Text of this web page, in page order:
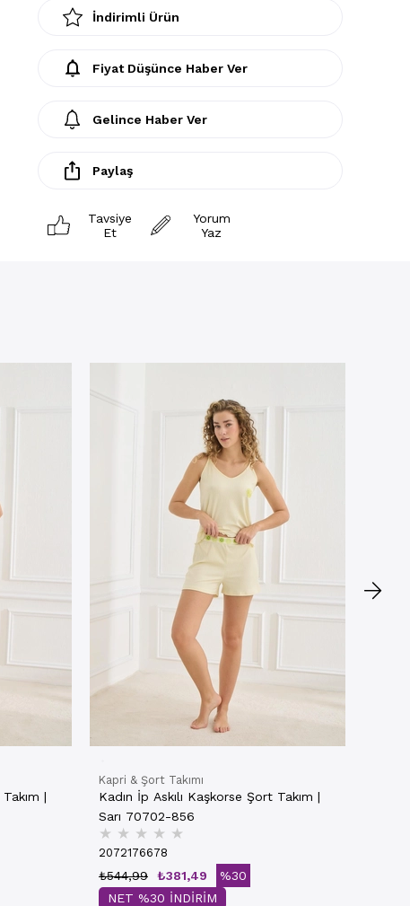
İndirimli Ürün
Fiyat Düşünce Haber Ver
Gelince Haber Ver
Paylaş
Tavsiye
Et
Yorum
Yaz
|
Kapri & Şort Takımı
Kadın İp Askılı Kaşkorse Şort Takım |
Sarı 70702-856
★ ★ ★ ★ ★
2072176678
₺381,49
₺544,99
%30
NET %30 İNDİRİM